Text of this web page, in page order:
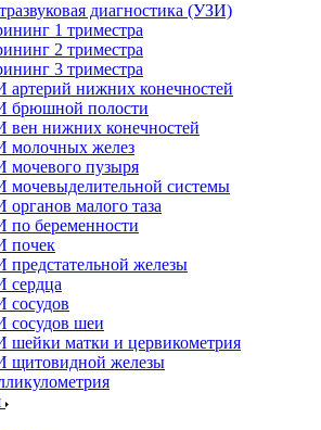
диагностика (УЗИ)
1 триместра
2 триместра
3 триместра
артерий нижних конечностей
брюшной полости
вен нижних конечностей
молочных желез
мочевого пузыря
мочевыделительной системы
органов малого таза
по беременности
почек
предстательной железы
сердца
сосудов
сосудов шеи
шейки матки и цервикометрия
щитовидной железы